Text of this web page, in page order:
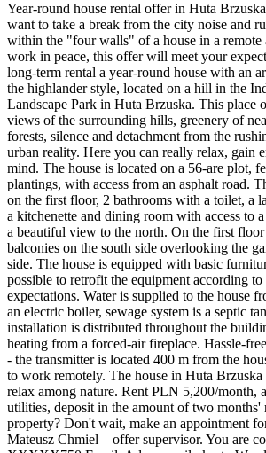
Year-round house rental offer in Huta
want to take a break from the city noise and
within the "four walls" of a house in a remote
work in peace, this offer will meet your
long-term rental a year-round house with an
the highlander style, located on a hill in the
Landscape Park in Huta Brzuska. This place
views of the surrounding hills, greenery of
forests, silence and detachment from the
urban reality. Here you can really relax, gain
mind. The house is located on a 56-are plot,
plantings, with access from an asphalt road.
on the first floor, 2 bathrooms with a toilet, a
a kitchenette and dining room with access to
a beautiful view to the north. On the first
balconies on the south side overlooking the
side. The house is equipped with basic
possible to retrofit the equipment according to
expectations. Water is supplied to the house
an electric boiler, sewage system is a septic
installation is distributed throughout the
heating from a forced-air fireplace. Hassle-
- the transmitter is located 400 m from the
to work remotely. The house in Huta Brzuska
relax among nature. Rent PLN 5,200/month,
utilities, deposit in the amount of two
property? Don't wait, make an appointment
Mateusz Chmiel – offer supervisor. You are